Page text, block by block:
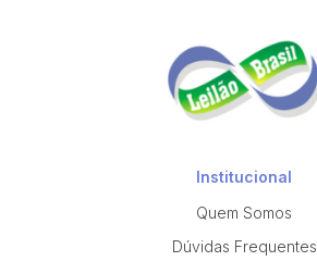
Institucional
Quem Somos
Dúvidas Frequentes